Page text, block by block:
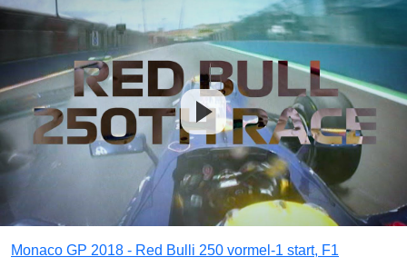
Monaco GP 2018 - Red Bulli 250 vormel-1 start, F1